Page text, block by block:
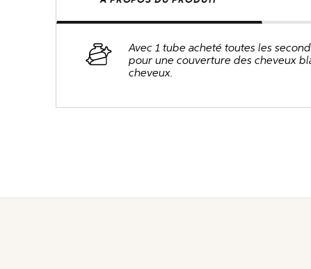
Avec 1 tube acheté toutes les
pour une couverture des cheveux
cheveux.